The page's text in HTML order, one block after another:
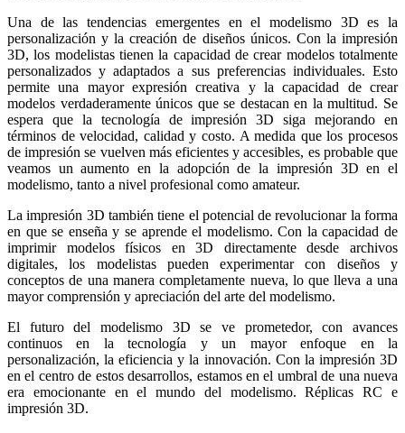
Una de las tendencias emergentes en el modelismo 3D es la
personalización y la creación de diseños únicos. Con la impresión
3D, los modelistas tienen la capacidad de crear modelos totalmente
personalizados y adaptados a sus preferencias individuales. Esto
permite una mayor expresión creativa y la capacidad de crear
modelos verdaderamente únicos que se destacan en la multitud. Se
espera que la tecnología de impresión 3D siga mejorando en
términos de velocidad, calidad y costo. A medida que los procesos
de impresión se vuelven más eficientes y accesibles, es probable que
veamos un aumento en la adopción de la impresión 3D en el
modelismo, tanto a nivel profesional como amateur.
La impresión 3D también tiene el potencial de revolucionar la forma
en que se enseña y se aprende el modelismo. Con la capacidad de
imprimir modelos físicos en 3D directamente desde archivos
digitales, los modelistas pueden experimentar con diseños y
conceptos de una manera completamente nueva, lo que lleva a una
mayor comprensión y apreciación del arte del modelismo.
El futuro del modelismo 3D se ve prometedor, con avances
continuos en la tecnología y un mayor enfoque en la
personalización, la eficiencia y la innovación. Con la impresión 3D
en el centro de estos desarrollos, estamos en el umbral de una nueva
era emocionante en el mundo del modelismo. Réplicas RC e
impresión 3D.